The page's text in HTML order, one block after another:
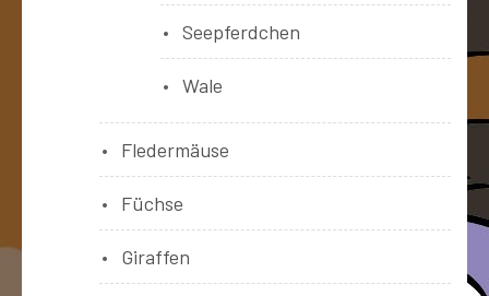
Seepferdchen
Wale
Fledermäuse
Füchse
Giraffen